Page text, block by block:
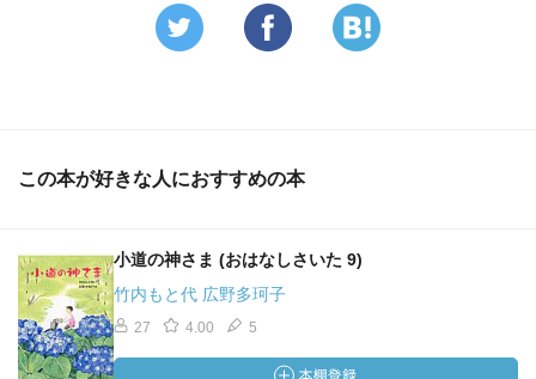
この本が好きな人におすすめの本
小道の神さま (おはなしさいた 9)
竹内もと代 広野多珂子
27 4.00 5